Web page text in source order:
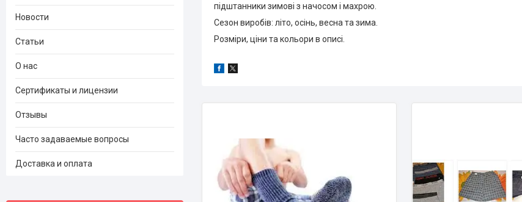
підштанники зимові з начосом і махрою.
Сезон виробів: літо, осінь, весна та зима.
Розміри, ціни та кольори в описі.
Новости
Статьи
О нас
Сертификаты и лицензии
Отзывы
Часто задаваемые вопросы
Доставка и оплата